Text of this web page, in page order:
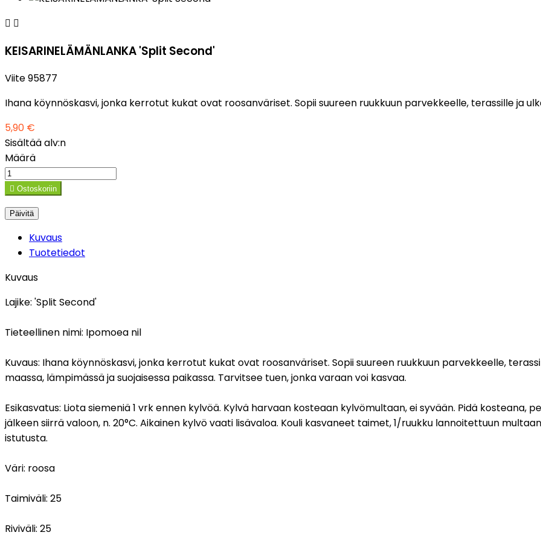
 
KEISARINELÄMÄNLANKA 'Split Second'
Viite95877
Ihana köynnöskasvi, jonka kerrotut kukat ovat roosanväriset. Sopii suureen ruukkuun parvekkeelle, terassille ja
5,90 €
Sisältää alv:n
Määrä
 Ostoskoriin
Kuvaus
Tuotetiedot
Kuvaus
Lajike: 'Split Second'
Tieteellinen nimi: Ipomoea nil
Kuvaus: Ihana köynnöskasvi, jonka kerrotut kukat ovat roosanväriset. Sopii suureen ruukkuun parvekkeelle,
maassa, lämpimässä ja suojaisessa paikassa. Tarvitsee tuen, jonka varaan voi kasvaa.
Esikasvatus: Liota siemeniä 1 vrk ennen kylvöä. Kylvä harvaan kosteaan kylvömultaan, ei syvään. Pidä kosteana,
jälkeen siirrä valoon, n. 20°C. Aikainen kylvö vaati lisävaloa. Kouli kasvaneet taimet, 1/ruukku lannoitettuun
istutusta.
Väri: roosa
Taimiväli: 25
Riviväli: 25